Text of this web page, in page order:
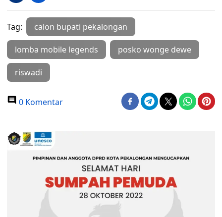
Tag: calon bupati pekalongan
lomba mobile legends posko wonge dewe
riswadi
0 Komentar